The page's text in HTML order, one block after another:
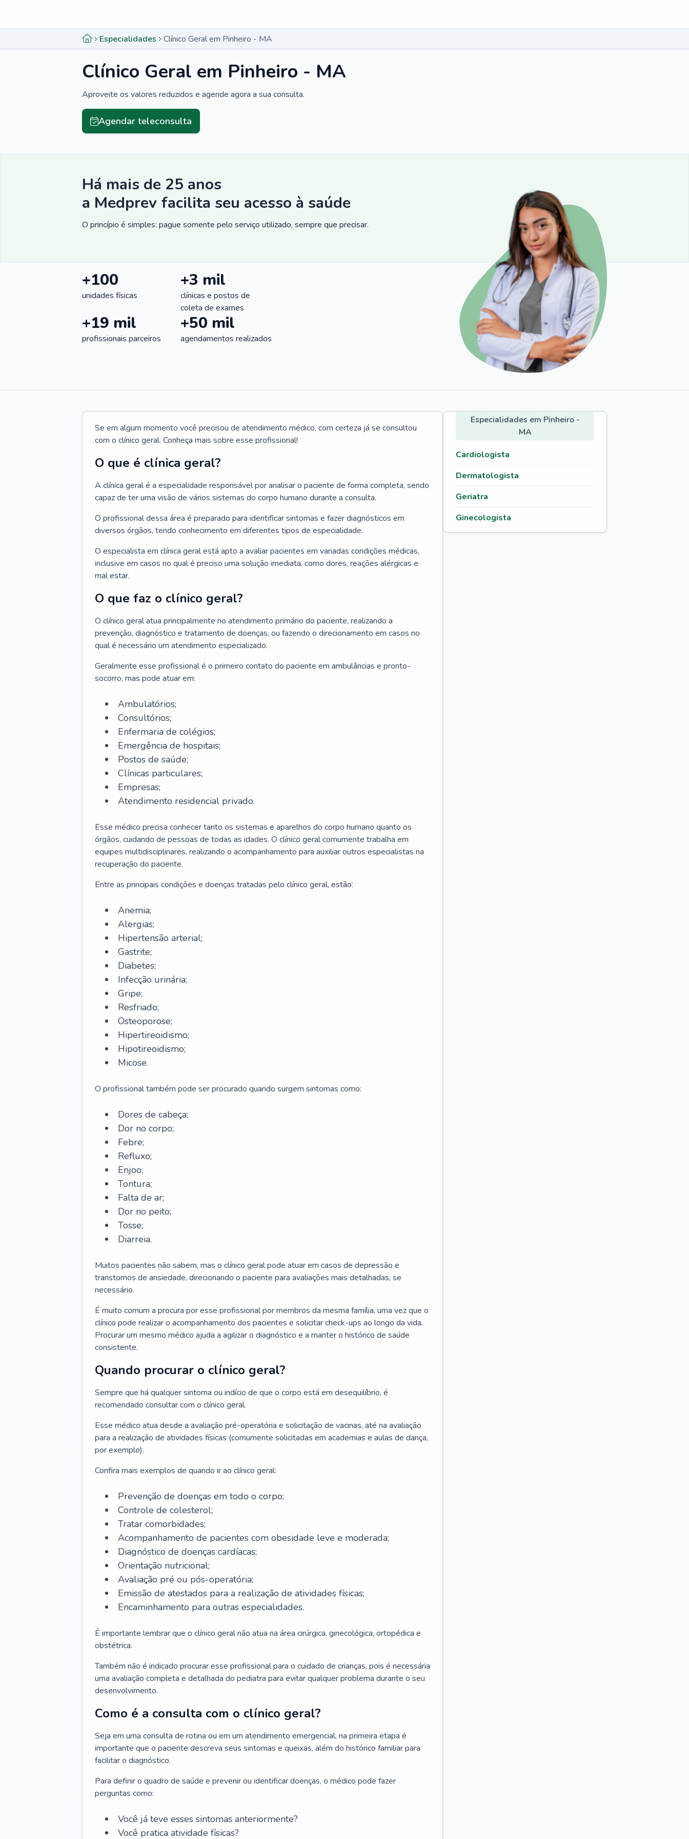
Especialidades Clínico Geral em Pinheiro - MA
Clínico Geral em Pinheiro - MA
Aproveite os valores reduzidos e agende agora a sua consulta.
Agendar teleconsulta
Há mais de 25 anos
a Medprev facilita seu acesso à saúde
O princípio é simples: pague somente pelo serviço utilizado, sempre que precisar.
+100
unidades físicas
+3 mil
clínicas e postos de
coleta de exames
+19 mil
profissionais parceiros
+50 mil
agendamentos realizados
Se em algum momento você precisou de atendimento médico, com certeza já se consultou
com o clínico geral. Conheça mais sobre esse profissional!
O que é clínica geral?
A clínica geral é a especialidade responsável por analisar o paciente de forma completa, sendo
capaz de ter uma visão de vários sistemas do corpo humano durante a consulta.
O profissional dessa área é preparado para identificar sintomas e fazer diagnósticos em
diversos órgãos, tendo conhecimento em diferentes tipos de especialidade.
O especialista em clínica geral está apto a avaliar pacientes em variadas condições médicas,
inclusive em casos no qual é preciso uma solução imediata, como dores, reações alérgicas e
mal estar.
O que faz o clínico geral?
O clínico geral atua principalmente no atendimento primário do paciente, realizando a
prevenção, diagnóstico e tratamento de doenças, ou fazendo o direcionamento em casos no
qual é necessário um atendimento especializado.
Geralmente esse profissional é o primeiro contato do paciente em ambulâncias e pronto-
socorro, mas pode atuar em:
Ambulatórios;
Consultórios;
Enfermaria de colégios;
Emergência de hospitais;
Postos de saúde;
Clínicas particulares;
Empresas;
Atendimento residencial privado.
Esse médico precisa conhecer tanto os sistemas e aparelhos do corpo humano quanto os
órgãos, cuidando de pessoas de todas as idades. O clínico geral comumente trabalha em
equipes multidisciplinares, realizando o acompanhamento para auxiliar outros especialistas na
recuperação do paciente.
Entre as principais condições e doenças tratadas pelo clínico geral, estão:
Anemia;
Alergias;
Hipertensão arterial;
Gastrite;
Diabetes;
Infecção urinária;
Gripe;
Resfriado;
Osteoporose;
Hipertireoidismo;
Hipotireoidismo;
Micose.
O profissional também pode ser procurado quando surgem sintomas como:
Dores de cabeça;
Dor no corpo;
Febre;
Refluxo;
Enjoo;
Tontura;
Falta de ar;
Dor no peito;
Tosse;
Diarreia.
Muitos pacientes não sabem, mas o clínico geral pode atuar em casos de depressão e
transtornos de ansiedade, direcionando o paciente para avaliações mais detalhadas, se
necessário.
É muito comum a procura por esse profissional por membros da mesma família, uma vez que o
clínico pode realizar o acompanhamento dos pacientes e solicitar check-ups ao longo da vida.
Procurar um mesmo médico ajuda a agilizar o diagnóstico e a manter o histórico de saúde
consistente.
Quando procurar o clínico geral?
Sempre que há qualquer sintoma ou indício de que o corpo está em desequilíbrio, é
recomendado consultar com o clínico geral.
Esse médico atua desde a avaliação pré-operatória e solicitação de vacinas, até na avaliação
para a realização de atividades físicas (comumente solicitadas em academias e aulas de dança,
por exemplo).
Confira mais exemplos de quando ir ao clínico geral:
Prevenção de doenças em todo o corpo;
Controle de colesterol;
Tratar comorbidades;
Acompanhamento de pacientes com obesidade leve e moderada;
Diagnóstico de doenças cardíacas;
Orientação nutricional;
Avaliação pré ou pós-operatória;
Emissão de atestados para a realização de atividades físicas;
Encaminhamento para outras especialidades.
É importante lembrar que o clínico geral não atua na área cirúrgica, ginecológica, ortopédica e
obstétrica.
Também não é indicado procurar esse profissional para o cuidado de crianças, pois é necessária
uma avaliação completa e detalhada do pediatra para evitar qualquer problema durante o seu
desenvolvimento.
Como é a consulta com o clínico geral?
Seja em uma consulta de rotina ou em um atendimento emergencial, na primeira etapa é
importante que o paciente descreva seus sintomas e queixas, além do histórico familiar para
facilitar o diagnóstico.
Para definir o quadro de saúde e prevenir ou identificar doenças, o médico pode fazer
perguntas como:
Você já teve esses sintomas anteriormente?
Você pratica atividade físicas?
Especialidades em Pinheiro -
MA
Cardiologista
Dermatologista
Geriatra
Ginecologista